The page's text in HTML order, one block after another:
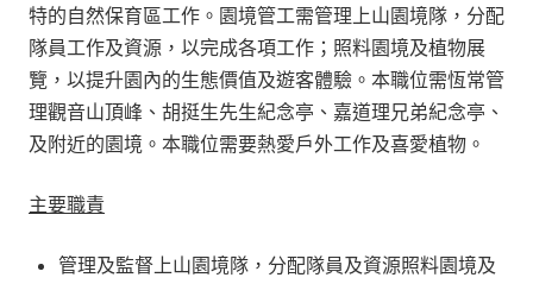
特的自然保育區工作。園境管工需管理上山園境隊，分配
隊員工作及資源，以完成各項工作；照料園境及植物展
覽，以提升園內的生態價值及遊客體驗。本職位需恆常管
理觀音山頂峰、胡挺生先生紀念亭、嘉道理兄弟紀念亭、
及附近的園境。本職位需要熱愛戶外工作及喜愛植物。
主要職責
管理及監督上山園境隊，分配隊員及資源照料園境及